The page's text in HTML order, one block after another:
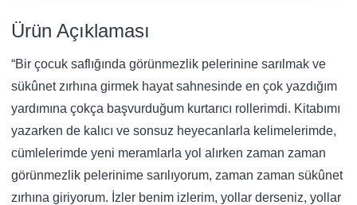
Ürün Açıklaması
“Bir çocuk saflığında görünmezlik pelerinine sarılmak ve
sükûnet zırhına girmek hayat sahnesinde en çok yazdığım
yardımına çokça başvurduğum kurtarıcı rollerimdi. Kitabımı
yazarken de kalıcı ve sonsuz heyecanlarla kelimelerimde,
cümlelerimde yeni meramlarla yol alırken zaman zaman
görünmezlik pelerinime sarılıyorum, zaman zaman sükûnet
zırhına giriyorum. İzler benim izlerim, yollar derseniz, yollar